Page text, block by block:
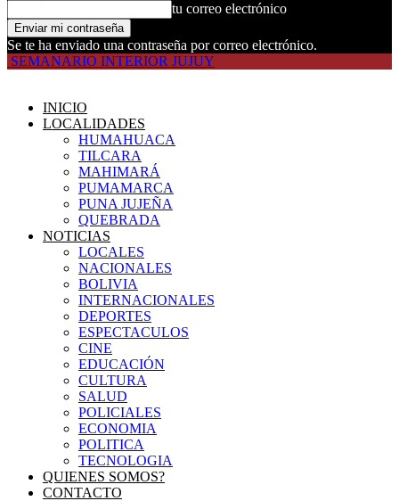
tu correo electrónico
Se te ha enviado una contraseña por correo electrónico.
SEMANARIO INTERIOR JUJUY
INICIO
LOCALIDADES
HUMAHUACA
TILCARA
MAHIMARÁ
PUMAMARCA
PUNA JUJEÑA
QUEBRADA
NOTICIAS
LOCALES
NACIONALES
BOLIVIA
INTERNACIONALES
DEPORTES
ESPECTACULOS
CINE
EDUCACIÓN
CULTURA
SALUD
POLICIALES
ECONOMIA
POLITICA
TECNOLOGIA
QUIENES SOMOS?
CONTACTO